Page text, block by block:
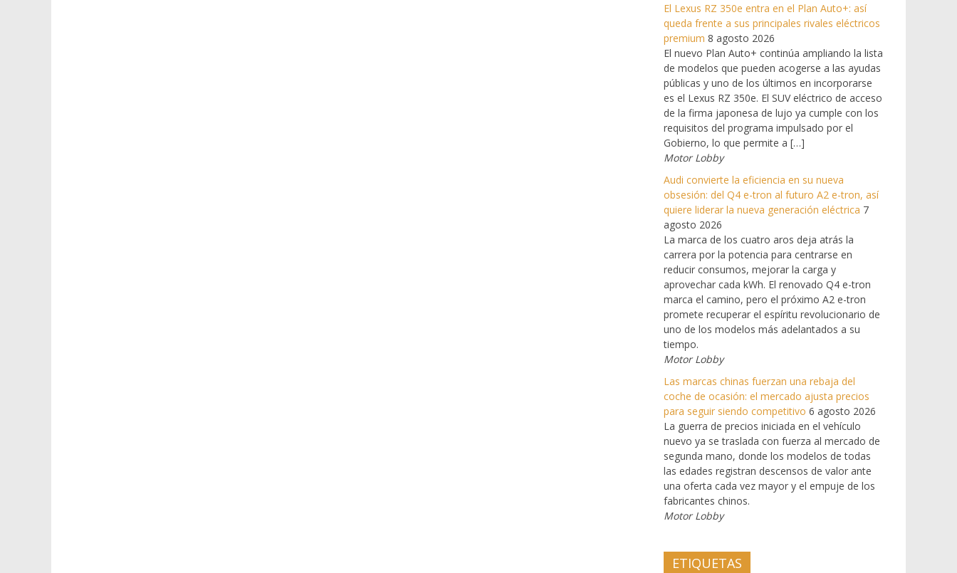
El Lexus RZ 350e entra en el Plan Auto+: así
queda frente a sus principales rivales eléctricos
premium 8 agosto 2026
El nuevo Plan Auto+ continúa ampliando la lista
de modelos que pueden acogerse a las ayudas
públicas y uno de los últimos en incorporarse
es el Lexus RZ 350e. El SUV eléctrico de acceso
de la firma japonesa de lujo ya cumple con los
requisitos del programa impulsado por el
Gobierno, lo que permite a […]
Motor Lobby
Audi convierte la eficiencia en su nueva
obsesión: del Q4 e-tron al futuro A2 e-tron, así
quiere liderar la nueva generación eléctrica 7
agosto 2026
La marca de los cuatro aros deja atrás la
carrera por la potencia para centrarse en
reducir consumos, mejorar la carga y
aprovechar cada kWh. El renovado Q4 e-tron
marca el camino, pero el próximo A2 e-tron
promete recuperar el espíritu revolucionario de
uno de los modelos más adelantados a su
tiempo.
Motor Lobby
Las marcas chinas fuerzan una rebaja del
coche de ocasión: el mercado ajusta precios
para seguir siendo competitivo 6 agosto 2026
La guerra de precios iniciada en el vehículo
nuevo ya se traslada con fuerza al mercado de
segunda mano, donde los modelos de todas
las edades registran descensos de valor ante
una oferta cada vez mayor y el empuje de los
fabricantes chinos.
Motor Lobby
ETIQUETAS